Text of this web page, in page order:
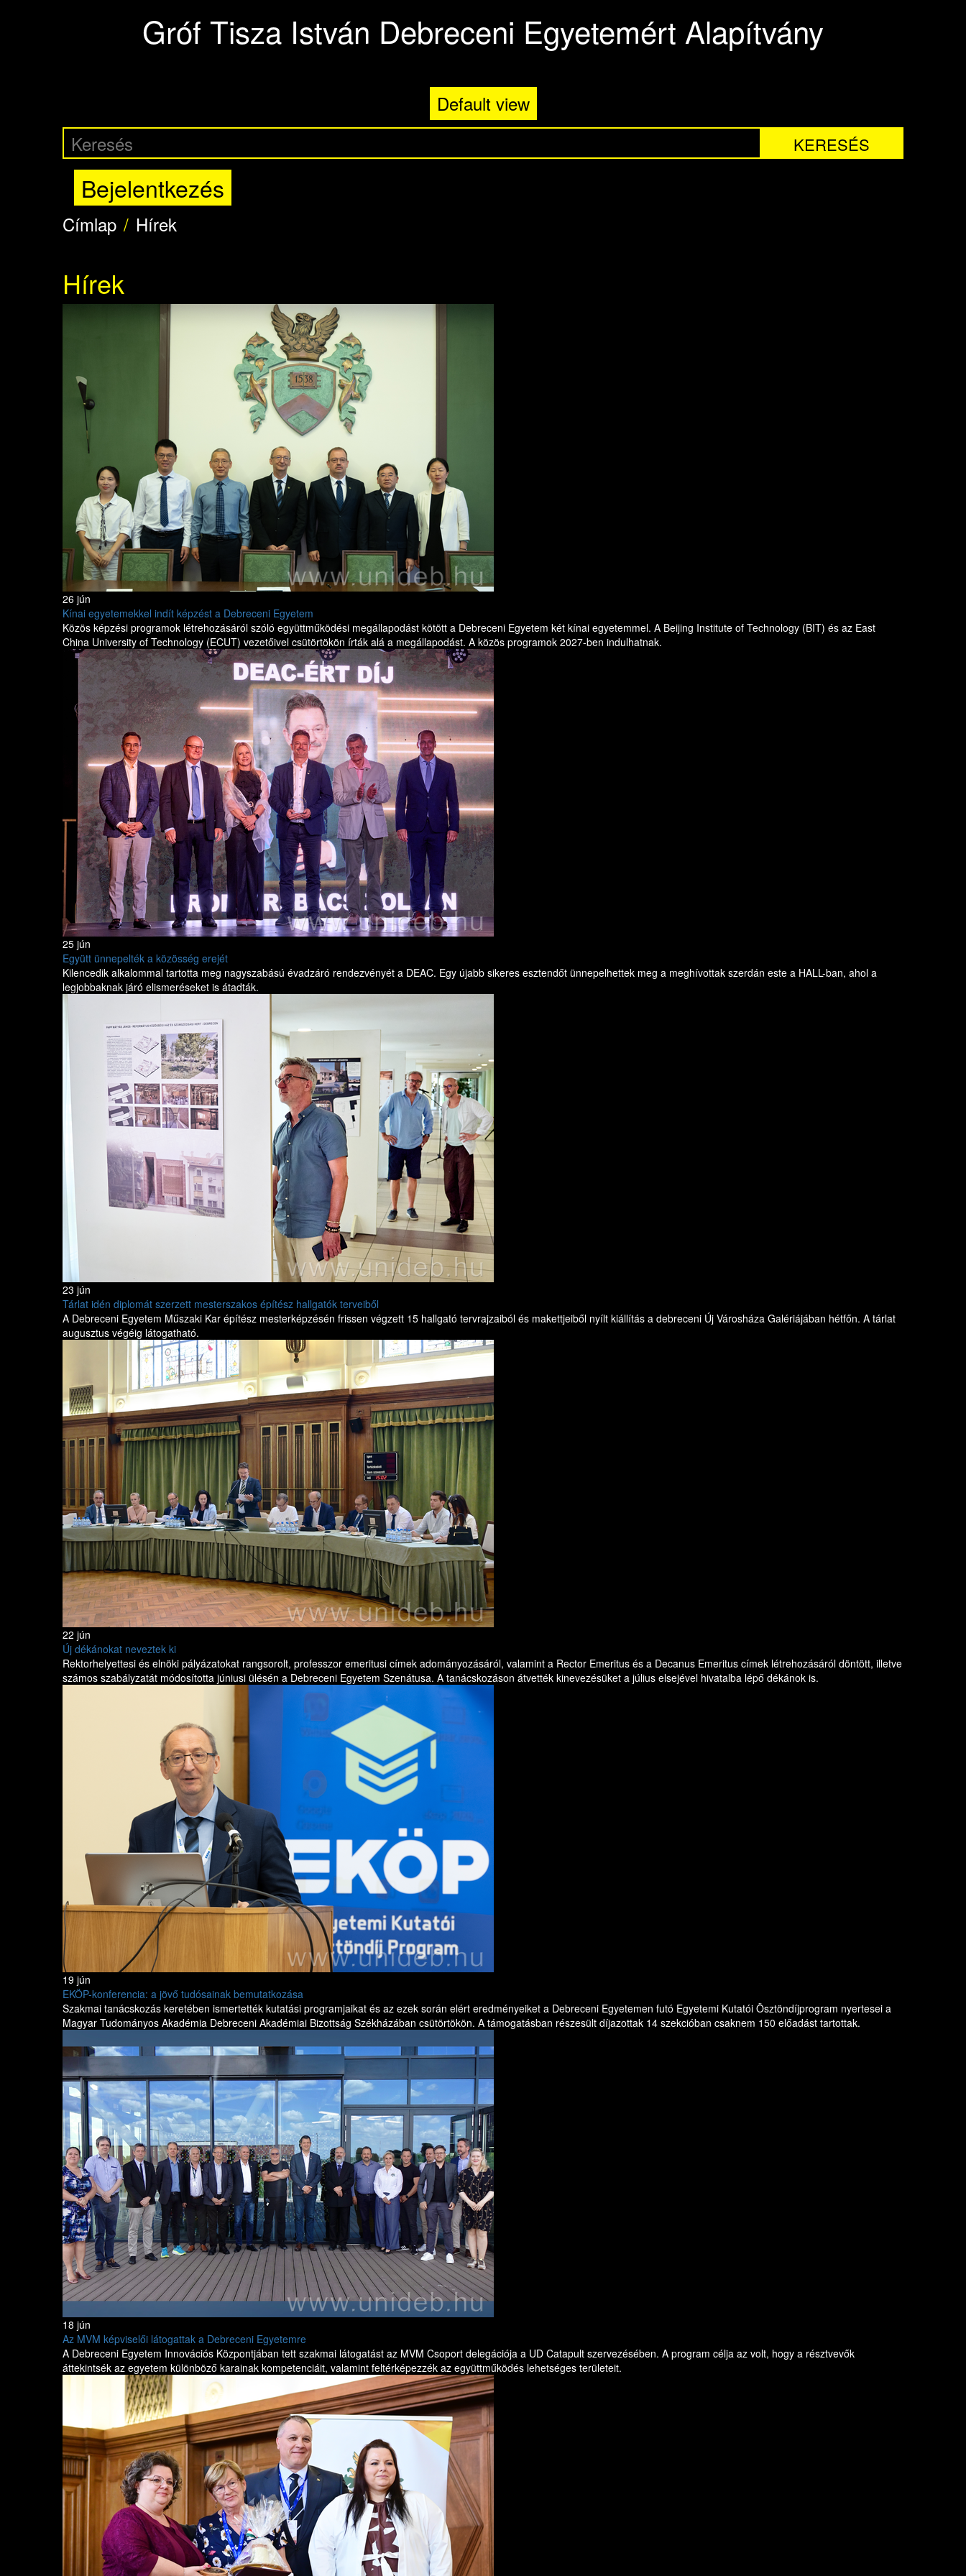
Gróf Tisza István Debreceni Egyetemért Alapítvány
Default view
KERESÉS
Bejelentkezés
Címlap Hírek
Hírek
26 jún
Kínai egyetemekkel indít képzést a Debreceni Egyetem
Közös képzési programok létrehozásáról szóló együttműködési megállapodást kötött a Debreceni Egyetem két kínai egyetemmel. A Beijing Institute of Technology (BIT) és az East
China University of Technology (ECUT) vezetőivel csütörtökön írták alá a megállapodást. A közös programok 2027-ben indulhatnak.
25 jún
Együtt ünnepelték a közösség erejét
Kilencedik alkalommal tartotta meg nagyszabású évadzáró rendezvényét a DEAC. Egy újabb sikeres esztendőt ünnepelhettek meg a meghívottak szerdán este a HALL-ban, ahol a
legjobbaknak járó elismeréseket is átadták.
23 jún
Tárlat idén diplomát szerzett mesterszakos építész hallgatók terveiből
A Debreceni Egyetem Műszaki Kar építész mesterképzésén frissen végzett 15 hallgató tervrajzaiból és makettjeiből nyílt kiállítás a debreceni Új Városháza Galériájában hétfőn. A tárlat
augusztus végéig látogatható.
22 jún
Új dékánokat neveztek ki
Rektorhelyettesi és elnöki pályázatokat rangsorolt, professzor emeritusi címek adományozásáról, valamint a Rector Emeritus és a Decanus Emeritus címek létrehozásáról döntött, illetve
számos szabályzatát módosította júniusi ülésén a Debreceni Egyetem Szenátusa. A tanácskozáson átvették kinevezésüket a július elsejével hivatalba lépő dékánok is.
19 jún
EKÖP-konferencia: a jövő tudósainak bemutatkozása
Szakmai tanácskozás keretében ismertették kutatási programjaikat és az ezek során elért eredményeiket a Debreceni Egyetemen futó Egyetemi Kutatói Ösztöndíjprogram nyertesei a
Magyar Tudományos Akadémia Debreceni Akadémiai Bizottság Székházában csütörtökön. A támogatásban részesült díjazottak 14 szekcióban csaknem 150 előadást tartottak.
18 jún
Az MVM képviselői látogattak a Debreceni Egyetemre
A Debreceni Egyetem Innovációs Központjában tett szakmai látogatást az MVM Csoport delegációja a UD Catapult szervezésében. A program célja az volt, hogy a résztvevők
áttekintsék az egyetem különböző karainak kompetenciáit, valamint feltérképezzék az együttműködés lehetséges területeit.